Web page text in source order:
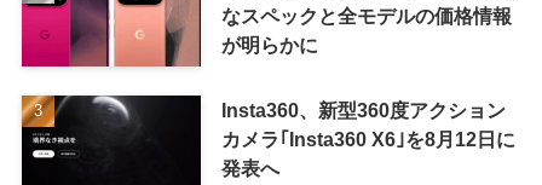
なスペックと全モデルの価格情報
が明らかに
Insta360、新型360度アクション
カメラ｢Insta360 X6｣を8月12日に
発表へ